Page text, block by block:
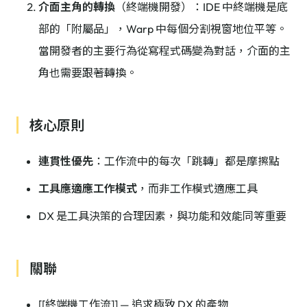
介面主角的轉換 （終端機開發）：IDE 中終端機是底
部的「附屬品」，Warp 中每個分割視窗地位平等。
當開發者的主要行為從寫程式碼變為對話，介面的主
角也需要跟著轉換。
核心原則
連貫性優先 ：工作流中的每次「跳轉」都是摩擦點
工具應適應工作模式 ，而非工作模式適應工具
DX 是工具決策的合理因素，與功能和效能同等重要
關聯
[[終端機工作流]] — 追求極致 DX 的產物